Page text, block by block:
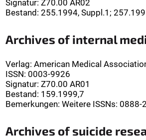
Signatur: Z70.00 AR02
Bestand: 255.1994, Suppl.1;
Archives of internal
Verlag: American Medical
ISSN: 0003-9926
Signatur: Z70.00 AR01
Bestand: 159.1999,7
Bemerkungen: Weitere ISSNs:
Archives of suicide